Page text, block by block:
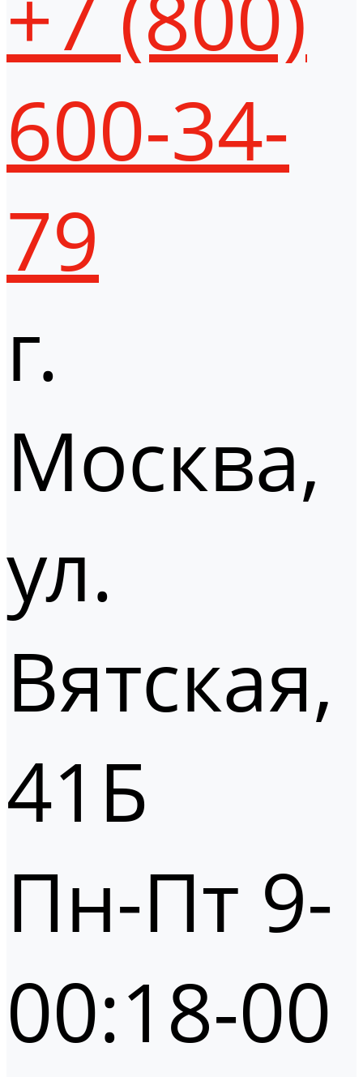
600-34-
79
г.
Москва,
ул.
Вятская,
41Б
Пн-Пт 9-
00:18-00